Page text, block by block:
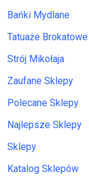
Bańki Mydlane
Tatuaże Brokatowe
Strój Mikołaja
Zaufane Sklepy
Polecane Sklepy
Najlepsze Sklepy
Sklepy
Katalog Sklepów